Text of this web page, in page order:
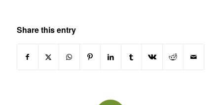
Share this entry